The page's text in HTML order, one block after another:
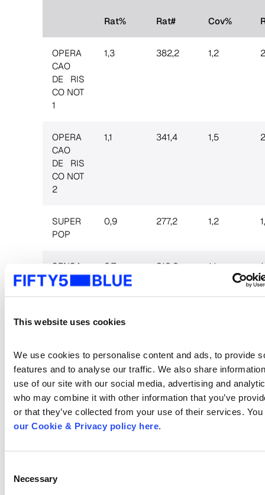
This website uses cookies
We use cookies to personalise content and ads, to provide
features and to analyse our traffic. We also share
use of our site with our social media, advertising and
who may combine it with other information that you’ve
or that they’ve collected from your use of their services.
our Cookie & Privacy policy here
Selection
Necessary
Rat% Rat# Cov%
OPERA
CAO
DE RIS
CO NOT
1
1,3 382,2 1,2
OPERA
CAO
DE RIS
CO NOT
2
1,1 341,4 1,5
SUPER
POP
0,9 277,2 1,2
SENSA
CIONAL
0,7 210,0 1,1
A
E SUA
0,5
O CEU
E
O LIMI
TE
0,5 161,1 1,2
NOT